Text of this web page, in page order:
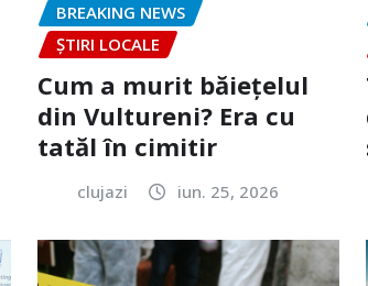
BREAKING NEWS
ȘTIRI LOCALE
Cum a murit băiețelul
din Vultureni? Era cu
tatăl în cimitir
clujazi iun. 25, 2026